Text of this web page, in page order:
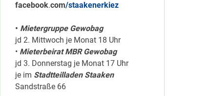
facebook.com/staakenerkiez
• Mietergruppe Gewobag
jd 2. Mittwoch je Monat 18 Uhr
• Mieterbeirat MBR Gewobag
jd 3. Donnerstag je Monat 17 Uhr
je im Stadtteilladen Staaken
Sandstraße 66